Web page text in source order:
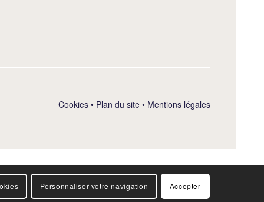
Cookies • Plan du site • Mentions légales
Personnaliser votre navigation Accepter